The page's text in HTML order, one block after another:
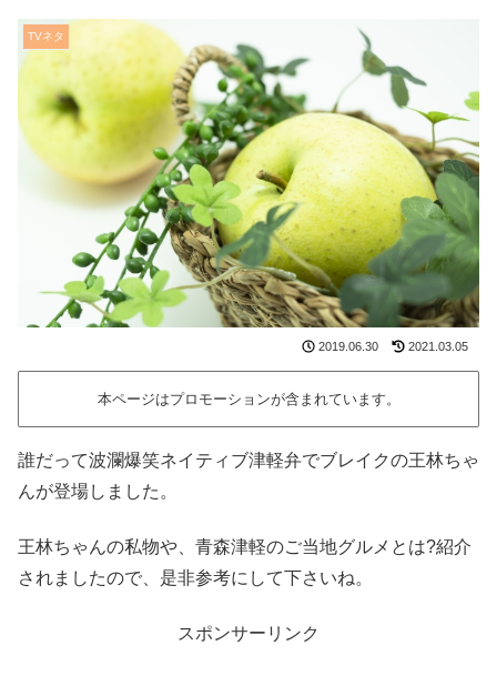
TVネタ
2019.06.30 2021.03.05
本ページはプロモーションが含まれています。
誰だって波瀾爆笑ネイティブ津軽弁でブレイクの王林ちゃ
んが登場しました。
王林ちゃんの私物や、青森津軽のご当地グルメとは?紹介
されましたので、是非参考にして下さいね。
スポンサーリンク